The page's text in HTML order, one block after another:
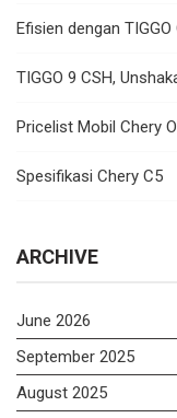
Efisien dengan
TIGGO 9 CSH,
Pricelist Mobil Chery
Spesifikasi Chery C5
ARCHIVE
June 2026
September 2025
August 2025